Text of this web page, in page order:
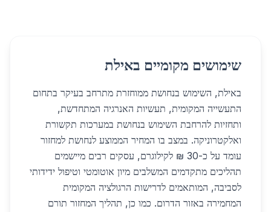
שימושים מקומיים באילת
באילת, השימוש בנחושת ממוחזרת מתרחב בעיקר בתחום
התעשייה המקומית, תעשיות האנרגיה המתחדשת,
ותחזיות להרחבת השימוש בנחושת במערכות תקשורת
ואלקטרוניקה. במצב בו המחיר הממוצע לנחושת למחזור
עומד על כ-30 ₪ לקילוגרם, עסקים רבים מיישמים
תהליכים מתקדמים המשלבים מיון אוטומטי וטיפול ידידותי
לסביבה, המותאמים לדרישות הרגולציה המקומית
המחמירה באזור הדרום. כמו כן, תהליך המחזור תורם